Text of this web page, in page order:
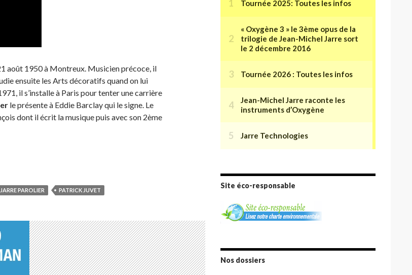
août 1950 à Montreux. Musicien précoce, il
ensuite les Arts décoratifs quand on lui
il s’installe à Paris pour tenter une carrière
le présente à Eddie Barclay qui le signe. Le
dont il écrit la musique puis avec son 2ème
JARRE PAROLIER PATRICK JUVET
Site éco-responsable
Nos dossiers